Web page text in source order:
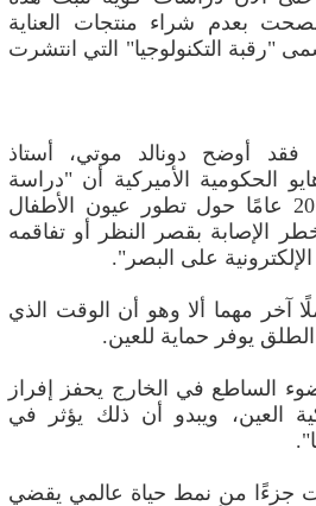
بعدم شراء منتجات العناية
"رقبة التكنولوجيا" التي انتشرت
فقد أوضح دونالد موتي، أستاذ
الحكومية الأميركية أن "دراسة
طويلة امتدت لأكثر من 20 عامًا حول تطور عيون الأطفال
الإصابة بقصر النظر أو تفاقمه
الإلكترونية على البصر".
آخر مهما ألا وهو أن الوقت الذي
يوفر حماية للعين.
الساطع في الخارج يحفز إفراز
العين، ويبدو أن ذلك يؤثر في
جزءًا من نمط حياة عالمي يقضي